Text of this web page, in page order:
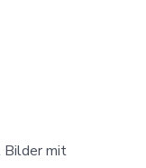
Bilder mit